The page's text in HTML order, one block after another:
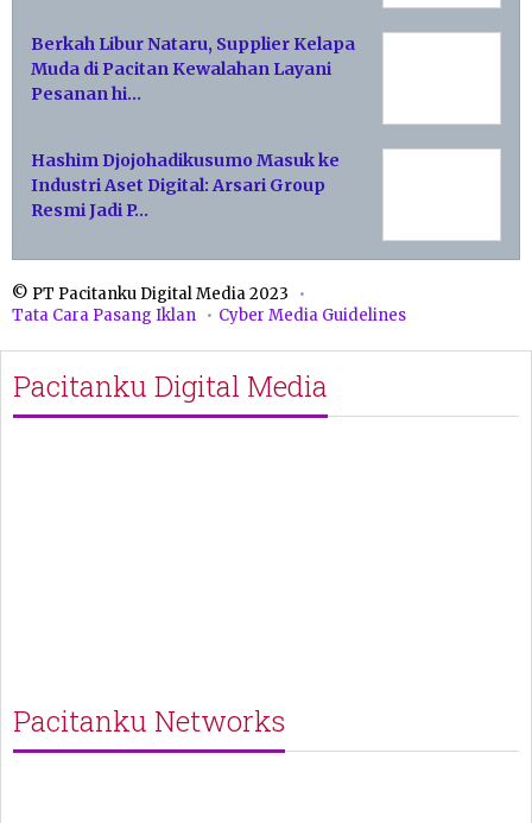
Berkah Libur Nataru, Supplier Kelapa
Muda di Pacitan Kewalahan Layani
Pesanan hi…
Hashim Djojohadikusumo Masuk ke
Industri Aset Digital: Arsari Group
Resmi Jadi P…
© PT Pacitanku Digital Media 2023
Tata Cara Pasang Iklan
Cyber Media Guidelines
Pacitanku Digital Media
Pacitanku Networks